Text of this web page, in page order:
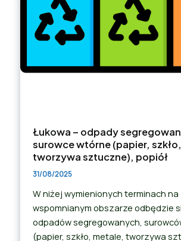
Łukowa – odpady
surowce wtórne (papier,
tworzywa sztuczne), popiół
31/08/2025
W niżej wymienionych terminach na
wspomnianym obszarze odbędzie
odpadów segregowanych,
(papier, szkło, metale, tworzywa